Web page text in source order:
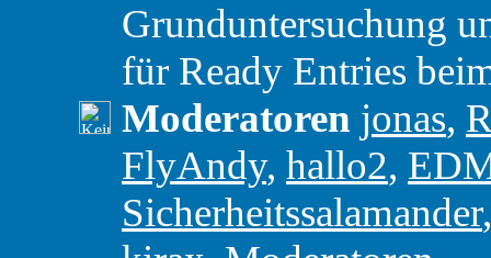
Grunduntersuchung
für Ready Entries
Moderatoren jonas,
FlyAndy, hallo2,
Sicherheitssalamander